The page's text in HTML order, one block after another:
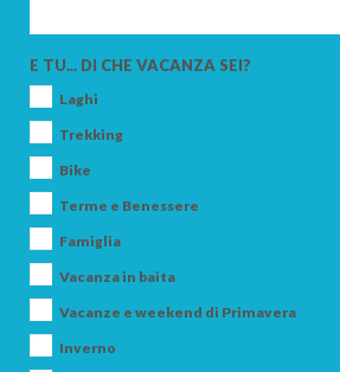
E TU... DI CHE VACANZA SEI?
Laghi
Trekking
Bike
Terme e Benessere
Famiglia
Vacanza in baita
Vacanze e weekend di Primavera
Inverno